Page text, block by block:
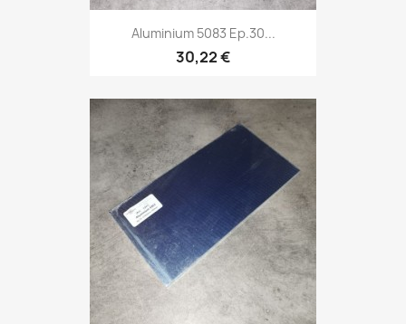
Aluminium 5083 Ep.30...
30,22 €